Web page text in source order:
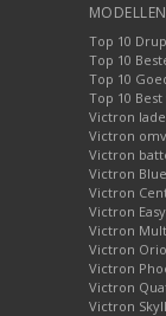
MODELLEN
Top 10
Top 10
Top 10
Top 10
Victron
Victron
Victron
Victron
Victron
Victron
Victron
Victron
Victron
Victron
Victron